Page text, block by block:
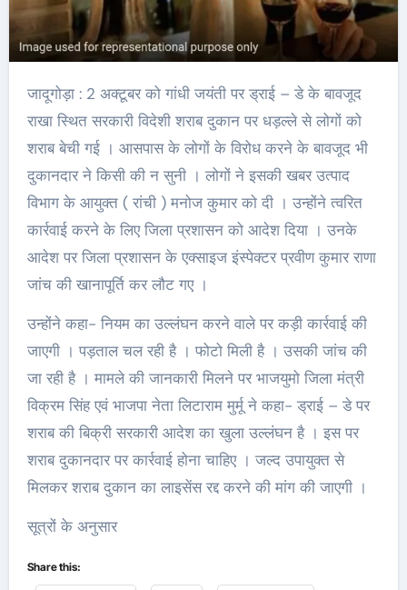
जादूगोड़ा : 2 अक्टूबर को गांधी जयंती पर ड्राई – डे के बावजूद
राखा स्थित सरकारी विदेशी शराब दुकान पर धड़ल्ले से लोगों को
शराब बेची गई । आसपास के लोगों के विरोध करने के बावजूद भी
दुकानदार ने किसी की न सुनी । लोगों ने इसकी खबर उत्पाद
विभाग के आयुक्त ( रांची ) मनोज कुमार को दी । उन्होंने त्वरित
कार्रवाई करने के लिए जिला प्रशासन को आदेश दिया । उनके
आदेश पर जिला प्रशासन के एक्साइज इंस्पेक्टर प्रवीण कुमार राणा
जांच की खानापूर्ति कर लौट गए ।
उन्होंने कहा- नियम का उल्लंघन करने वाले पर कड़ी कार्रवाई की
जाएगी । पड़ताल चल रही है । फोटो मिली है । उसकी जांच की
जा रही है । मामले की जानकारी मिलने पर भाजयुमो जिला मंत्री
विक्रम सिंह एवं भाजपा नेता लिटाराम मुर्मू ने कहा- ड्राई – डे पर
शराब की बिक्री सरकारी आदेश का खुला उल्लंघन है । इस पर
शराब दुकानदार पर कार्रवाई होना चाहिए । जल्द उपायुक्त से
मिलकर शराब दुकान का लाइसेंस रद्द करने की मांग की जाएगी ।
सूत्रों के अनुसार
Share this: